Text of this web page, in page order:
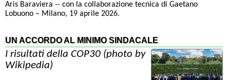
Aris Baraviera -- con la collaborazione tecnica di Gaetano
Lobuono – Milano, 19 aprile 2026.
UN ACCORDO AL MINIMO SINDACALE
I risultati della COP30 (photo by
Wikipedia)